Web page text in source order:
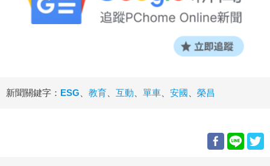
新聞關鍵字： ESG 教育 互動 單車 安國 榮昌